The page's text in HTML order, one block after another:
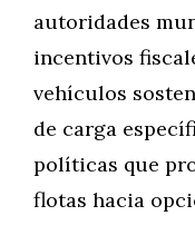
autoridades
incentivos
vehículos
de carga
políticas que
flotas hacia